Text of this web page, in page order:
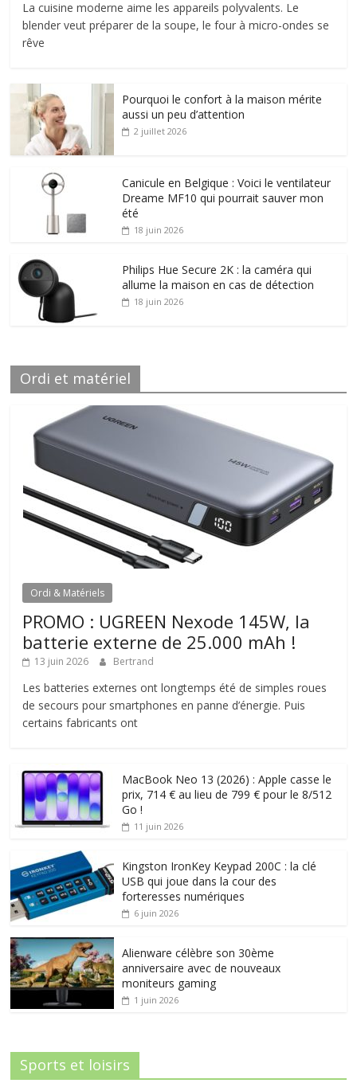
La cuisine moderne aime les appareils polyvalents. Le
blender veut préparer de la soupe, le four à micro-ondes se
rêve
Pourquoi le confort à la maison mérite
aussi un peu d’attention
2 juillet 2026
Canicule en Belgique : Voici le ventilateur
Dreame MF10 qui pourrait sauver mon
été
18 juin 2026
Philips Hue Secure 2K : la caméra qui
allume la maison en cas de détection
18 juin 2026
Ordi et matériel
Ordi & Matériels
PROMO : UGREEN Nexode 145W, la
batterie externe de 25.000 mAh !
13 juin 2026 Bertrand
Les batteries externes ont longtemps été de simples roues
de secours pour smartphones en panne d’énergie. Puis
certains fabricants ont
MacBook Neo 13 (2026) : Apple casse le
prix, 714 € au lieu de 799 € pour le 8/512
Go !
11 juin 2026
Kingston IronKey Keypad 200C : la clé
USB qui joue dans la cour des
forteresses numériques
6 juin 2026
Alienware célèbre son 30ème
anniversaire avec de nouveaux
moniteurs gaming
1 juin 2026
Sports et loisirs